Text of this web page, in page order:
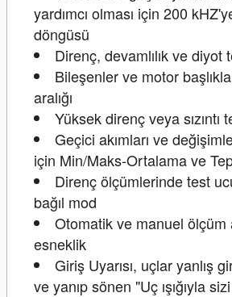
yardımcı olması için 200
döngüsü
Direnç, devamlılık ve diyot
Bileşenler ve motor
aralığı
Yüksek direnç veya
Geçici akımları ve
için Min/Maks-Ortalama ve
Direnç ölçümlerinde test
bağıl mod
Otomatik ve manuel ölçüm
esneklik
Giriş Uyarısı, uçlar yanlış
ve yanıp sönen "Uç ışığıyla